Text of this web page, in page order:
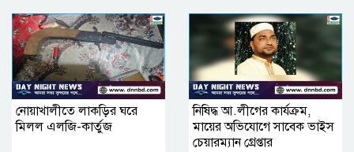
নোয়াখালীতে লাকড়ির ঘরে
মিলল এলজি-কার্তুজ
নিষিদ্ধ আ.লীগের কার্যক্রম,
মায়ের অভিযোগে সাবেক ভাইস
চেয়ারম্যান গ্রেপ্তার